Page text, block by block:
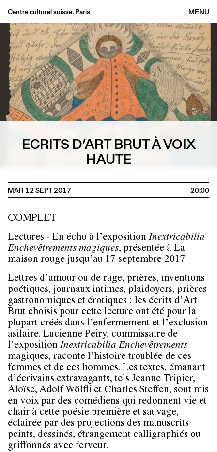
MENU
Centre culturel suisse. Paris
Agenda
Librairie
Buvette
Archives
Médiathèque
Éditions
Informations
EN
ECRITS D’ART BRUT À VOIX
HAUTE
MAR 12 SEPT 2017 20:00
COMPLET
Lectures - En écho à l’exposition Inextricabilia
Enchevêtrements magiques, présentée à La
maison rouge jusqu’au 17 septembre 2017
Lettres d’amour ou de rage, prières, inventions
poétiques, journaux intimes, plaidoyers, prières
gastronomiques et érotiques : les écrits d’Art
Brut choisis pour cette lecture ont été pour la
plupart créés dans l’enfermement et l’exclusion
asilaire. Lucienne Peiry, commissaire de
l’exposition Inextricabilia Enchevêtrements
magiques, raconte l’histoire troublée de ces
femmes et de ces hommes. Les textes, émanant
d’écrivains extravagants, tels Jeanne Tripier,
Aloïse, Adolf Wölfli et Charles Steffen, sont mis
en voix par des comédiens qui redonnent vie et
chair à cette poésie première et sauvage,
éclairée par des projections des manuscrits
peints, dessinés, étrangement calligraphiés ou
griffonnés avec ferveur.